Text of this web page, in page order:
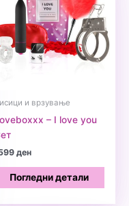
и врзување
– I love you
ден
Погледни детали